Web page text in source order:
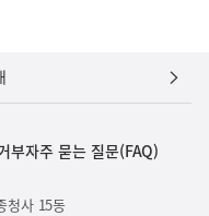
부자주 묻는 질문(FAQ)
청사 15동